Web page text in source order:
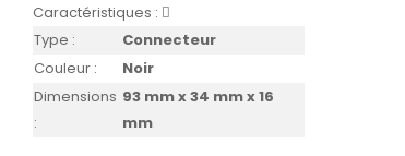
Caractéristiques :
Type :
Connecteur
Couleur :
Noir
Dimensions
:
93 mm x 34 mm x 16
mm